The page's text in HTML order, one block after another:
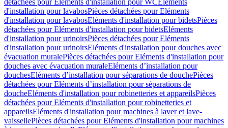
détachées pour Eléments d'installation pour WCEléments
d'installation pour lavabosPièces détachées pour Eléments
d'installation pour lavabosEléments d'installation pour bidetsPièces
détachées pour Eléments d'installation pour bidetsEléments
d'installation pour urinoirsPièces détachées pour Eléments
d'installation pour urinoirsEléments d'installation pour douches avec
évacuation muralePièces détachées pour Eléments d'installation pour
douches avec évacuation muraleEléments d’installation pour
douchesEléments d’installation pour séparations de douchePièces
détachées pour Eléments d’installation pour séparations de
doucheEléments d'installation pour robinetteries et appareilsPièces
détachées pour Eléments d'installation pour robinetteries et
appareilsEléments d'installation pour machines à laver et lave-
vaissellePièces détachées pour Eléments d'installation pour machines